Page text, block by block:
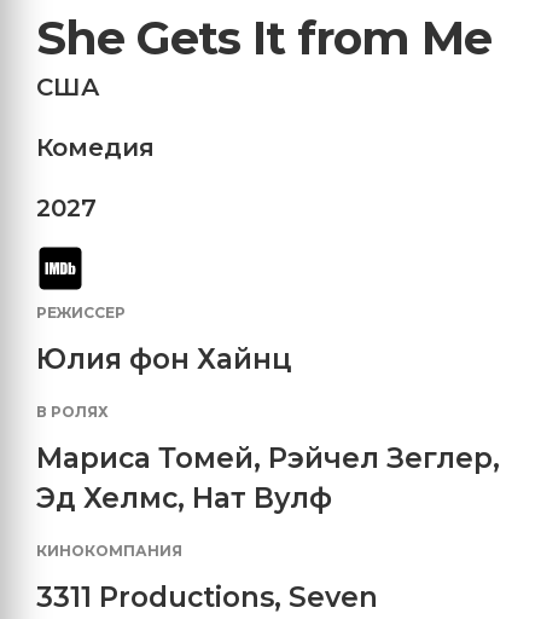
She Gets It from Me
США
Комедия
2027
РЕЖИССЕР
Юлия фон Хайнц
В РОЛЯХ
Мариса Томей, Рэйчел Зеглер,
Эд Хелмс, Нат Вулф
КИНОКОМПАНИЯ
3311 Productions, Seven